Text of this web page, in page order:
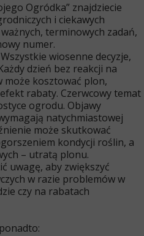
Ogródka” znajdziecie
i ciekawych
terminowych zadań,
numer.
wiosenne decyzje,
dzień bez reakcji na
może kosztować plon,
rabaty. Czerwcowy temat
ogrodu. Objawy
natychmiastowej
może skutkować
kondycji roślin, a
– utratą plonu.
uwagę, aby zwiększyć
w razie problemów w
czy na rabatach